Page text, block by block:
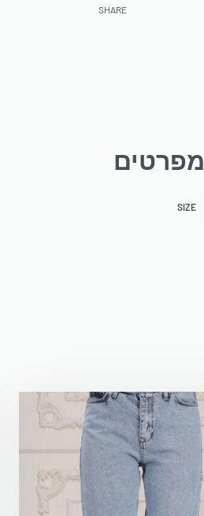
SHARE
מפרטים
SIZE